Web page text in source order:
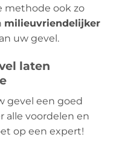
methode ook zo
milieuvriendelijker
uw gevel.
laten
gevel een goed
alle voordelen en
op een expert!